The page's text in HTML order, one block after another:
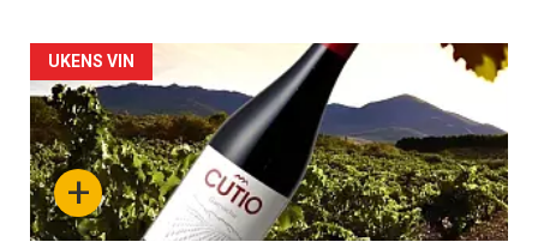
Forsiden
akkurat
nå
-
+
UKENS VIN